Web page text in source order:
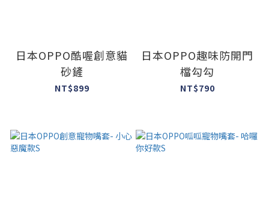
日本OPPO酷喔創意貓
砂鏟
NT$899
日本OPPO趣味防開門
檔勾勾
NT$790